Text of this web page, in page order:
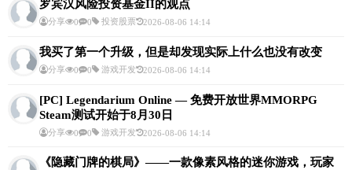
罗宾汉风险投资基金II的观点
分享 0 0 投资股票 2026-08-06 14:14
我买了第一个升级，但是却发现实际上什么也没有改变
分享 0 0 游戏开发 2026-08-06 14:14
[PC] Legendarium Online — 免费开放世界MMORPG
Steam测试开始于8月30日
分享 0 0 游戏开发 2026-08-06 14:14
《隐藏门牌的棋局》——一款像素风格的迷你游戏，玩家